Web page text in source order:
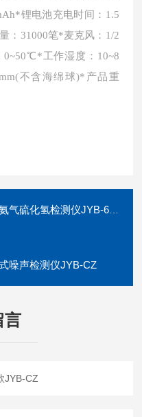
锂电池充电时间：1.5
：31000笔*麦克风：1/2
工作湿度：10~8
不含海绵球)*产品重
硫化氢检测仪JYB-6000
噪声检测仪JYB-CZ
言